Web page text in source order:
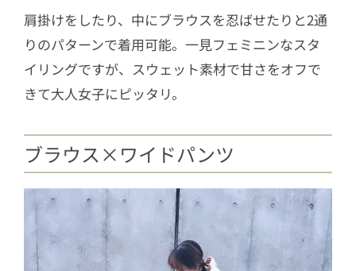
肩掛けをしたり、中にブラウスを忍ばせたりと2通
りのパターンで着用可能。一見フェミニンなスタ
イリングですが、スウェット素材で甘さをオフで
きて大人女子にピッタリ。
ブラウス×ワイドパンツ